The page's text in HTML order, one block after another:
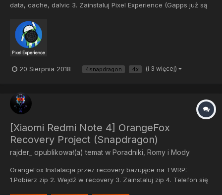
data, cache, dalvic 3. Zainstaluj Pixel Experience (Gapps już są
kopii tracisz pliki bezpowrotnie) XDA: https://forum...
20 Sierpnia 2018 4snapdragon 4x (i 3 więcej)
[Xiaomi Redmi Note 4] OrangeFox
Recovery Project (Snapdragon)
rajder_ opublikował(a) temat w Poradniki, Romy i Mody
OrangeFox Instalacja przez recovery bazujące na TWRP:
1.Pobierz zip 2. Wejdź w recovery 3. Zainstaluj zip 4. Telefon się